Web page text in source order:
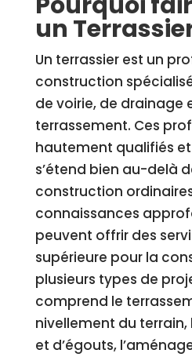
un
Un terrassier est un
construction
de voirie, de drainage
terrassement. Ces
hautement qualifiés
s’étend bien au-delà
construction
connaissances
peuvent offrir des
supérieure pour la
plusieurs types de
comprend le
nivellement du
et d’égouts,